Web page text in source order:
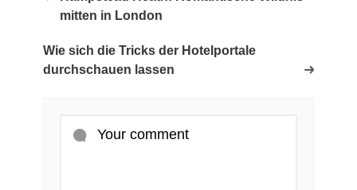
mitten in London
Wie sich die Tricks der Hotelportale
durchschauen lassen